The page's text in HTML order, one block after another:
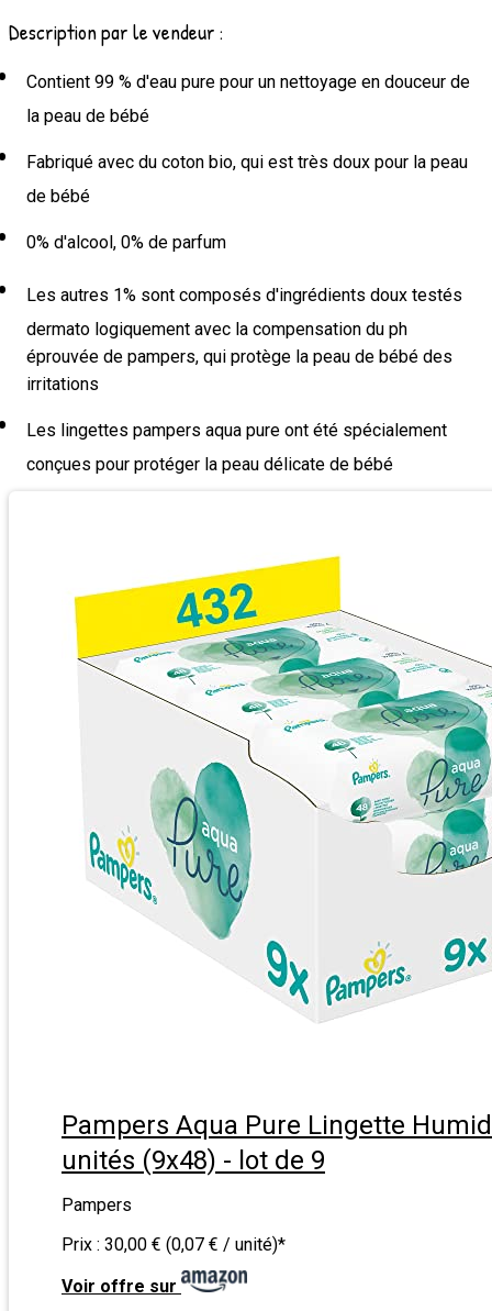
Description par le vendeur :
Contient 99 % d'eau pure pour un nettoyage en douceur de
la peau de bébé
Fabriqué avec du coton bio, qui est très doux pour la peau
de bébé
0% d'alcool, 0% de parfum
Les autres 1% sont composés d'ingrédients doux testés
dermato logiquement avec la compensation du ph
éprouvée de pampers, qui protège la peau de bébé des
irritations
Les lingettes pampers aqua pure ont été spécialement
conçues pour protéger la peau délicate de bébé
Pampers Aqua Pure Lingette
unités (9x48) - lot de 9
Pampers
Prix : 30,00 € (0,07 € / unité)*
Voir offre sur